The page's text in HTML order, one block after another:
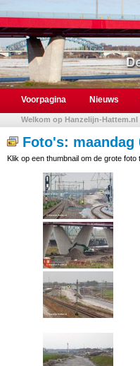
Voorpagina Nieuws
Welkom op Hanzelijn-Hattem.nl
Foto's: maandag
Klik op een thumbnail om de grote